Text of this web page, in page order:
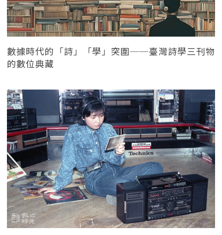
數據時代的「詩」「學」突圍──臺灣詩學三刊物
的數位典藏